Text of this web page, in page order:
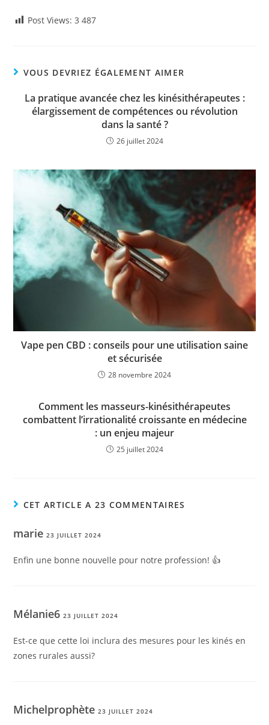
Post Views: 3 487
VOUS DEVRIEZ ÉGALEMENT AIMER
La pratique avancée chez les kinésithérapeutes :
élargissement de compétences ou révolution
dans la santé ?
26 juillet 2024
Vape pen CBD : conseils pour une utilisation saine
et sécurisée
28 novembre 2024
Comment les masseurs-kinésithérapeutes
combattent l’irrationalité croissante en médecine
: un enjeu majeur
25 juillet 2024
CET ARTICLE A 23 COMMENTAIRES
marie23 JUILLET 2024
Enfin une bonne nouvelle pour notre profession! 👍
Mélanie623 JUILLET 2024
Est-ce que cette loi inclura des mesures pour les kinés en
zones rurales aussi?
Michelprophète23 JUILLET 2024